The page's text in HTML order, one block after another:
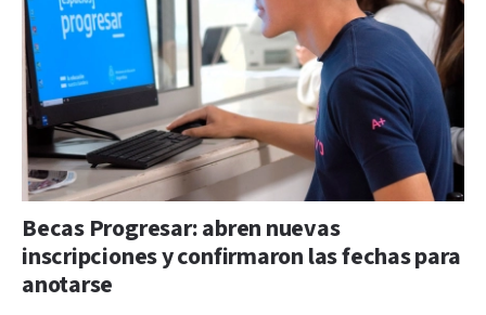
Becas Progresar: abren nuevas
inscripciones y confirmaron las fechas para
anotarse